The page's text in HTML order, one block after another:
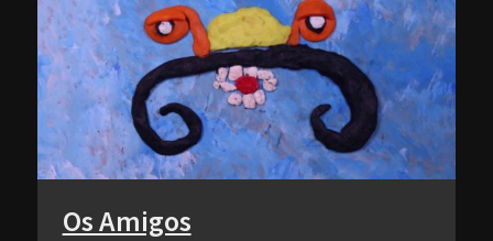
Os Amigos